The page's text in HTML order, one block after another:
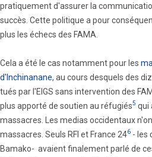
pratiquement d'assurer la
succès. Cette politique a pour
plus les échecs des FAMA.
Cela a été le cas notamment pour les
d'Inchinanane, au cours desquels des
tués par l'EIGS sans intervention des
plus apporté de soutien au réfugiés5 qui
massacres. Les medias occidentaux
massacres. Seuls RFI et France 246 - les
Bamako- avaient finalement parlé de